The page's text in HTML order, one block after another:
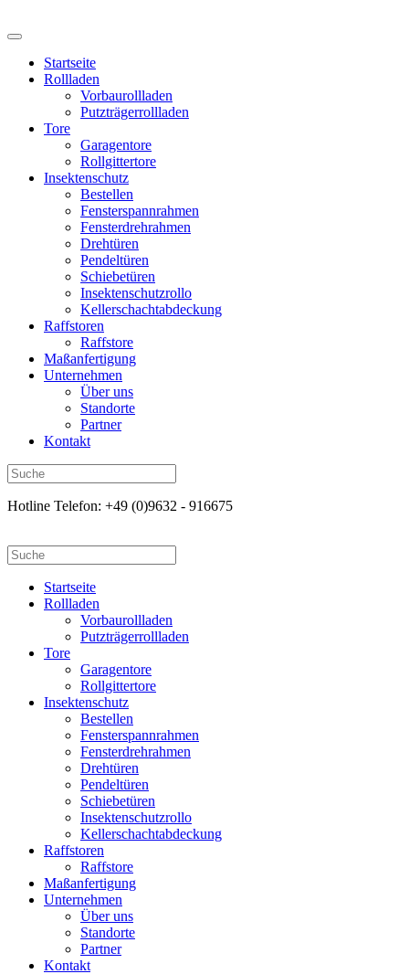
Startseite
Rollladen
Vorbaurollladen
Putzträgerrollladen
Tore
Garagentore
Rollgittertore
Insektenschutz
Bestellen
Fensterspannrahmen
Fensterdrehrahmen
Drehtüren
Pendeltüren
Schiebetüren
Insektenschutzrollo
Kellerschachtabdeckung
Raffstoren
Raffstore
Maßanfertigung
Unternehmen
Über uns
Standorte
Partner
Kontakt
Hotline Telefon: +49 (0)9632 - 916675
Startseite
Rollladen
Vorbaurollladen
Putzträgerrollladen
Tore
Garagentore
Rollgittertore
Insektenschutz
Bestellen
Fensterspannrahmen
Fensterdrehrahmen
Drehtüren
Pendeltüren
Schiebetüren
Insektenschutzrollo
Kellerschachtabdeckung
Raffstoren
Raffstore
Maßanfertigung
Unternehmen
Über uns
Standorte
Partner
Kontakt